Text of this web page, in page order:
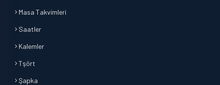
Masa Takvimleri
Saatler
Kalemler
Tşört
Şapka